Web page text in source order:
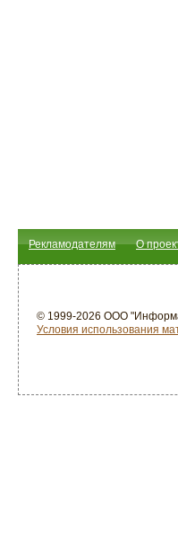
Рекламодателям О
© 1999-2026 ООО
Условия использования